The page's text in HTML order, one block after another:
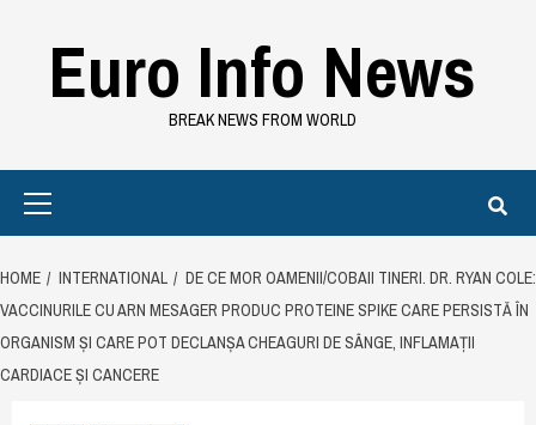
contentEuro Info News
BREAK NEWS FROM WORLD
HOME INTERNATIONAL
DE CE MOR OAMENII/COBAII TINERI. DR. RYAN COLE:
VACCINURILE CU ARN MESAGER PRODUC PROTEINE SPIKE CARE PERSISTĂ ÎN
ORGANISM ȘI CARE POT DECLANȘA CHEAGURI DE SÂNGE, INFLAMAȚII
CARDIACE ȘI CANCERE